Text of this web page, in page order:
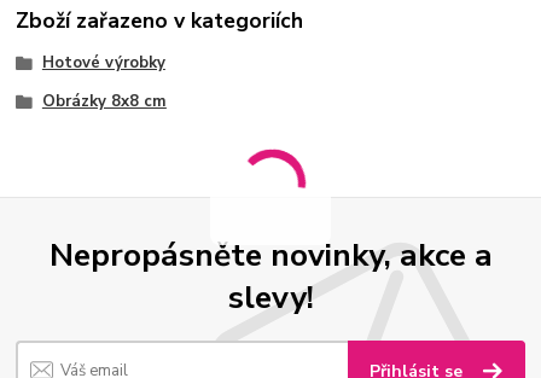
Zboží zařazeno v kategoriích
Hotové výrobky
Obrázky 8x8 cm
Nepropásněte novinky, akce a
slevy!
Přihlásit se